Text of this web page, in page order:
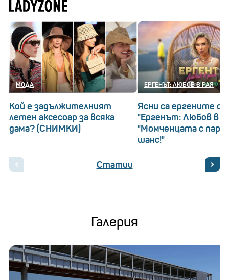
МОДА
Кой е задължителният
летен аксесоар за всяка
дама? (СНИМКИ)
ЕРГЕНЪТ: ЛЮБОВ В РАЯ
Ясни са ергените от
"Ергенът: Любов в
"Момченцата с
шанс!"
Статии
Галерия